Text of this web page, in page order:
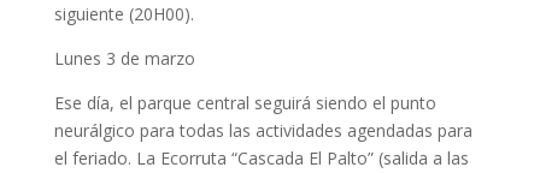
siguiente (20H00).
Lunes 3 de marzo
Ese día, el parque central seguirá siendo el punto
neurálgico para todas las actividades agendadas para
el feriado. La Ecorruta “Cascada El Palto” (salida a las